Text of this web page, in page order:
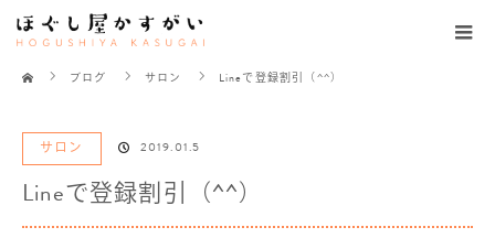
ブログ
サロン Lineで登録割引（^^）
サロン 2019.01.5
Lineで登録割引（^^）